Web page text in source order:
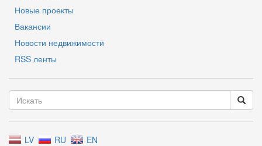
Новые проекты
Вакансии
Новости недвижимости
RSS ленты
LV RU EN